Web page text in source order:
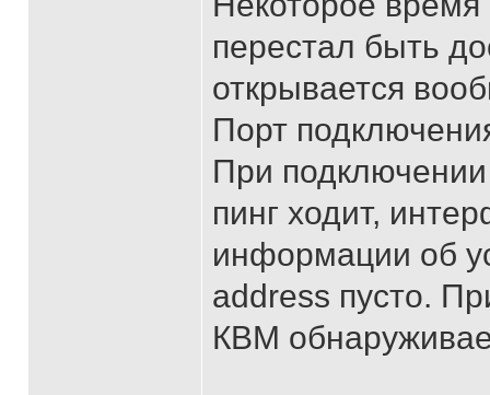
перестал быть
открывается
Порт
При подключении
пинг ходит,
информации об
address пусто.
КВМ